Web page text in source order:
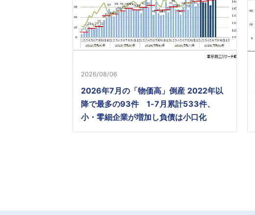
2026/08/06
2026年7月の「物価高」倒産 2022年以
降で最多の93件 1-7月累計533件、
小・零細企業が増加し負債は小口化